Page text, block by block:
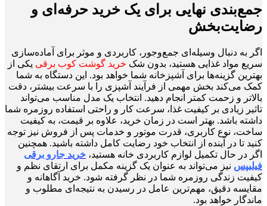
جمع‌بندی نهایی برای یک خرید حرفه‌ای و
رضایت‌بخش
اگر به دنبال وسیله‌ای جمع‌وجور، کاربردی و موثر برای آماده‌سازی
سریع مواد غذایی هستید، بدون شک خرید گوشت کوب برقی یکی از
بهترین گزینه‌ها برای آشپزخانه شما خواهد بود. این دستگاه به شما
کمک می‌کند بخش مهمی از فرآیند آشپزی را با سرعت بیشتر، دقت
بالاتر و زحمت کمتر انجام دهید. انتخاب یک مدل مناسب می‌تواند
تاثیر زیادی بر کیفیت غذا، سرعت کار و راحتی استفاده روزمره شما
داشته باشد. بهتر است در زمان خرید، علاوه بر قیمت، به کیفیت
ساخت، نوع کاربری، قدرت موتور و خدمات پس از فروش نیز توجه
کنید تا در آینده از انتخاب خود رضایت کامل داشته باشید. همچنین
اگر در حال تکمیل لوازم کاربردی خانه هستید، خرید جارو برقی
فیلیپس نیز می‌تواند به عنوان یک گزینه مکمل برای ارتقای نظم و
کیفیت زندگی روزمره شما در نظر گرفته شود. خرید آگاهانه و
مقایسه دقیق، مهم‌ترین عامل در رسیدن به نتیجه‌ای مطلوب و
ماندگار خواهد بود.